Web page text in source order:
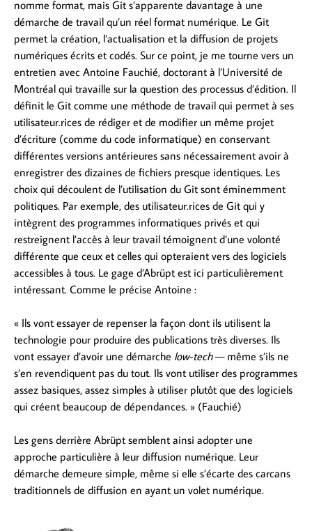
nomme format, mais Git s’apparente davantage à une
démarche de travail qu’un réel format numérique. Le Git
permet la création, l’actualisation et la diffusion de projets
numériques écrits et codés. Sur ce point, je me tourne vers un
entretien avec Antoine Fauchié, doctorant à l’Université de
Montréal qui travaille sur la question des processus d’édition. Il
définit le Git comme une méthode de travail qui permet à ses
utilisateur.rices de rédiger et de modifier un même projet
d’écriture (comme du code informatique) en conservant
différentes versions antérieures sans nécessairement avoir à
enregistrer des dizaines de fichiers presque identiques. Les
choix qui découlent de l’utilisation du Git sont éminemment
politiques. Par exemple, des utilisateur.rices de Git qui y
intègrent des programmes informatiques privés et qui
restreignent l’accès à leur travail témoignent d’une volonté
différente que ceux et celles qui opteraient vers des logiciels
accessibles à tous. Le gage d’Abrüpt est ici particulièrement
intéressant. Comme le précise Antoine :
« Ils vont essayer de repenser la façon dont ils utilisent la
technologie pour produire des publications très diverses. Ils
vont essayer d’avoir une démarche low-tech— même s’ils ne
s’en revendiquent pas du tout. Ils vont utiliser des programmes
assez basiques, assez simples à utiliser plutôt que des logiciels
qui créent beaucoup de dépendances. » (Fauchié)
Les gens derrière Abrüpt semblent ainsi adopter une
approche particulière à leur diffusion numérique. Leur
démarche demeure simple, même si elle s’écarte des carcans
traditionnels de diffusion en ayant un volet numérique.